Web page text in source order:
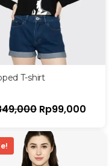
T-shirt
Rp99,000